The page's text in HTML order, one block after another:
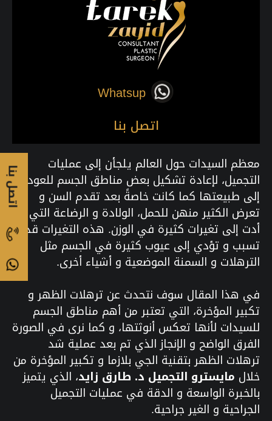
اتصل بنا
معظم السيدات حول العالم يلجأن إلى عمليات
التجميل، لإعادة تشكيل بعض مناطق الجسم للعودة
إلى طبيعتها كما كانت خاصةً بعد تقدم السن و
تعرض الكثير منهن للحمل، الولادة و الرضاعة التي
أدت إلى تغيرات كثيرة في الوزن. هذه التغيرات قد
تسبب و تؤدي إلى عيوب كثيرة في الجسم مثل
الترهلات و السمنة الموضعية و أشياء أخرى.
في هذا المقال سوف نتحدث عن ترهلات الظهر و
تكبير المؤخرة، التي تعتبر من أهم مناطق الجسم
للسيدات لأنها تعكس أنوثتها، و كما نرى في الصورة
الفرق الواضح و الإنجاز الذي تم بعد عملية شد
ترهلات الظهر بتقنية الجي بلازما و تكبير المؤخرة من
خلال مايسترو التجميل د. طارق زايد، الذي يتميز
بالخبرة الواسعة و الدقة في عمليات التجميل
الجراحية و الغير جراحية.
اتصل بنا